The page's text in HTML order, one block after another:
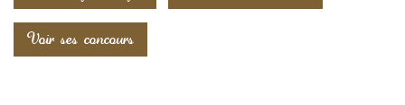
Voir ses concours